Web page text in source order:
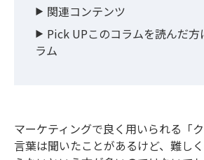
関連コンテンツ
Pick UPこのコラムを読んだ方
ラム
マーケティングで良く用いられる「
言葉は聞いたことがあるけど、難し